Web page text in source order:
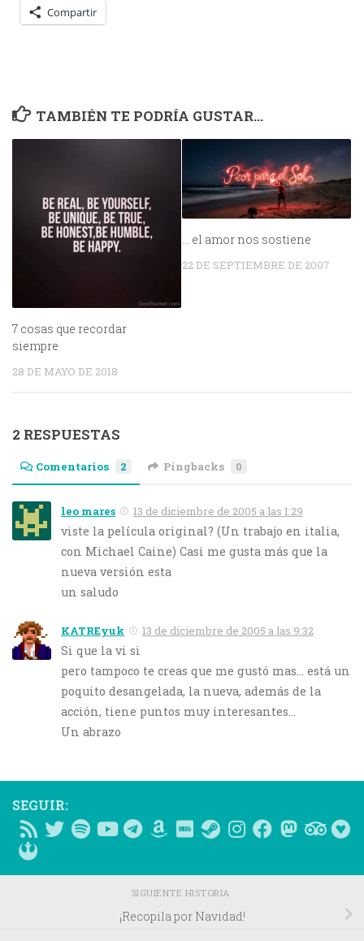
Compartir
TAMBIÉN TE PODRÍA GUSTAR...
7 cosas que recordar
siempre
28 DE MAYO DE 2018
… el amor nos sostiene
22 DE SEPTIEMBRE DE 2007
2 RESPUESTAS
Comentarios 2 Pingbacks 0
leo mares 13 de diciembre de 2005 a las 1:29
viste la película original? (Un trabajo en italia,
con Michael Caine) Casi me gusta más que la
nueva versión esta
un saludo
KATREyuk 13 de diciembre de 2005 a las 9:32
Si que la vi si
pero tampoco te creas que me gustó mas… está un
poquito desangelada, la nueva, además de la
acción, tiene puntos muy interesantes…
Un abrazo
SEGUIR:
SIGUIENTE HISTORIA
¡Recopila por Navidad!